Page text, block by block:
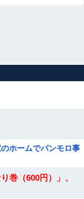
ホームでパンモロ事
巻（600円）」、